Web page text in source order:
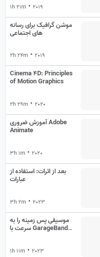
1h 21m •2019
موشن گرافیک برای رسانه
های اجتماعی
2h 24m •2019
Cinema 4D: Principles
of Motion Graphics
2h 29m •2020
آموزش ضروری Adobe
Animate
3h 1m •2020
بعد از اثرات: استفاده از
عبارات
3h 2m •2023
موسیقی پس زمینه را به
سرعت با GarageBand
1h 11m •2023